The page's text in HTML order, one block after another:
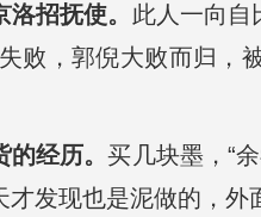
招抚使。 此人一向自
败，郭倪大败而归，
的经历。买几块墨，“
才发现也是泥做的，